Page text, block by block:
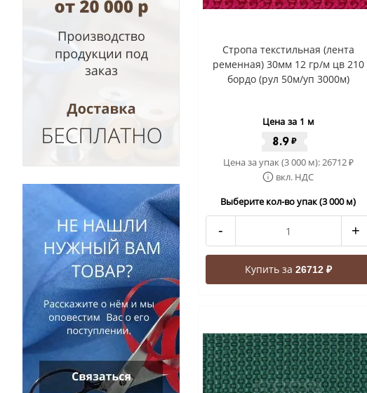
Стропа текстильная (лента
ременная) 30мм 12 гр/м цв 210
бордо (рул 50м/уп 3000м)
Цена за 1 м
8.9₽
Цена за упак (3 000 м):26712₽
вкл. НДС
Выберите кол-во упак (3 000 м)
- +
Купить за 26712 ₽